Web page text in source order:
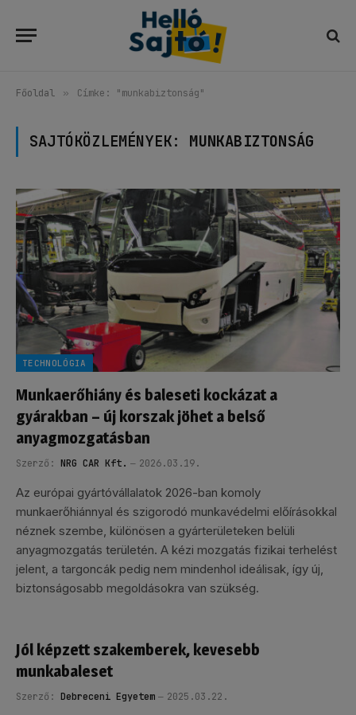
Főoldal » Címke: "munkabiztonság"
SAJTÓKÖZLEMÉNYEK: MUNKABIZTONSÁG
TECHNOLÓGIA
Munkaerőhiány és baleseti kockázat a
gyárakban – új korszak jöhet a belső
anyagmozgatásban
Szerző: NRG CAR Kft. 2026.03.19.
Az európai gyártóvállalatok 2026-ban komoly
munkaerőhiánnyal és szigorodó munkavédelmi előírásokkal
néznek szembe, különösen a gyárterületeken belüli
anyagmozgatás területén. A kézi mozgatás fizikai terhelést
jelent, a targoncák pedig nem mindenhol ideálisak, így új,
biztonságosabb megoldásokra van szükség.
Jól képzett szakemberek, kevesebb
munkabaleset
Szerző: Debreceni Egyetem 2025.03.22.